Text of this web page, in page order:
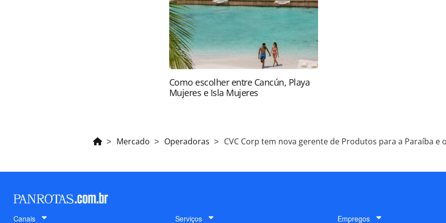
da PANROTAS Editora (copyright@panrotas.com.br).
Como escolher entre Cancún, Playa
Mujeres e Isla Mujeres
Mercado Operadoras CVC Corp tem nova gerente de Produtos para a Paraíba e
Canais Serviços Empregos